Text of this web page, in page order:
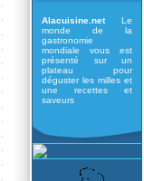
Alacuisine.netLe
monde de la
gastronomie
mondiale vous est
présenté sur un
plateau pour
déguster les milles et
une recettes et
saveurs